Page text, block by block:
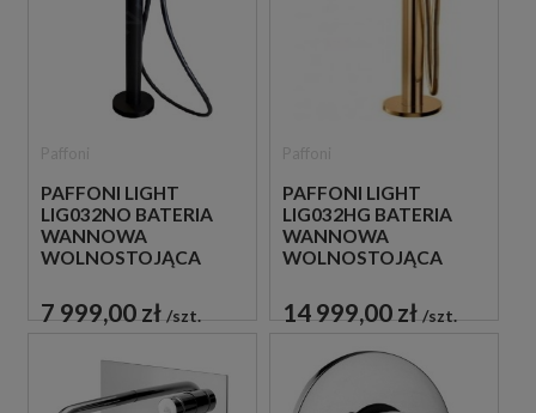
PAFFONI LIGHT
LIG032NO BATERIA
WANNOWA
WOLNOSTOJĄCA
7 999,00 zł szt.
PAFFONI LIGHT
LIG032HG BATERIA
WANNOWA
WOLNOSTOJĄCA
14 999,00 zł szt.